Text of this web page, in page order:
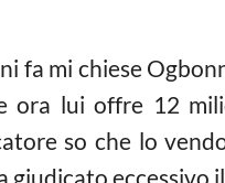
fa mi chiese
ora lui offre 12
so che lo
giudicato eccessivo